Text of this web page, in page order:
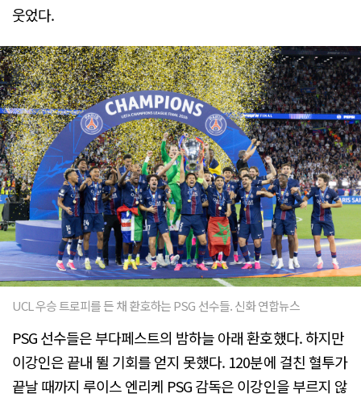
웃었다.
UCL 우승 트로피를 든 채 환호하는 PSG 선수들. 신화 연합뉴스
PSG 선수들은 부다페스트의 밤하늘 아래 환호했다. 하지만
이강인은 끝내 뛸 기회를 얻지 못했다. 120분에 걸친 혈투가
끝날 때까지 루이스 엔리케 PSG 감독은 이강인을 부르지 않